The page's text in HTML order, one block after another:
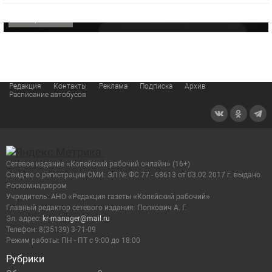
Редакция Контакты Реклама Подписка
Архив
Расписание автобусов
Рубрики
Сетевое издание «Копейский рабочий онлайн» (16+)
Cвид-во о регистрации СМИ: ЭЛ № ФС 77 - 68613 от 03.02.2017 г. выдано
Роскомнадзором
Учредитель: АНО «Редакция газеты «Копейский рабочий»
Главный редактор сетевого издания: Попкович А. Г.
Эл. адрес: kr-manager@mail.ru
Телефон: 8(35139) 3-71-09
Режим работы: ПН - ПТ с 9:00 до 18:00